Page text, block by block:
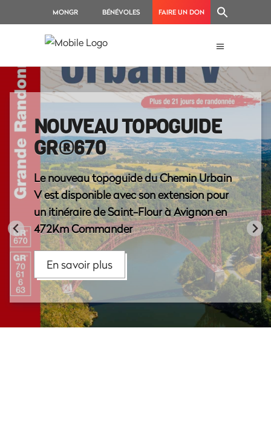
MONGR BÉNÉVOLES FAIRE UN DON
NOUVEAU TOPOGUIDE
GR®670
Le nouveau topoguide du Chemin Urbain
V est disponible avec son extension pour
un itinéraire de Saint-Flour à Avignon en
472Km Commander
En savoir plus